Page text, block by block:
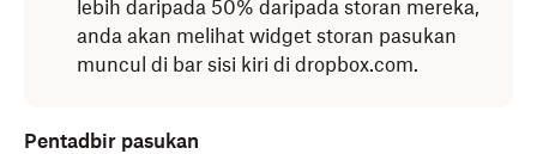
lebih daripada 50% daripada storan mereka,
anda akan melihat widget storan pasukan
muncul di bar sisi kiri di dropbox.com.
Pentadbir pasukan